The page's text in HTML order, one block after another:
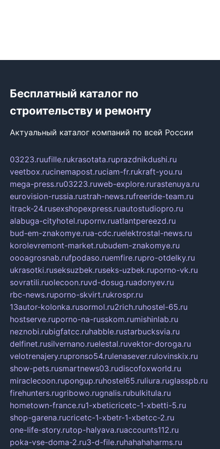
Бесплатный каталог по
строительству и ремонту
Актуальный каталог компаний по всей России
03223.ruufille.rukrasotata.ruprazdnikdushi.ru
veetbox.rucinemapost.ruciam-fr.rukraft-you.ru
mega-press.ru03223.ruweb-explore.rurastenuya.ru
eurovision-russia.rustrah-news.rufreeride-team.ru
itrack-24.rusexshopexpress.ruautostudiopro.ru
alabuga-cityhotel.rupornv.ruatlantpereezd.ru
bud-em-znakomye.rua-cdc.ruelektrostal-news.ru
korolevremont-market.rubudem-znakomye.ru
oooagrosnab.rufpodaso.ruemfire.rupro-otdelky.ru
ukrasotki.ruseksuzbek.ruseks-uzbek.ruporno-vk.ru
sovratili.ruolecoon.ruvd-dosug.ruadonyev.ru
rbc-news.ruporno-skvirt.rukrospr.ru
13autor-kolonka.rusormol.ru2rich.ruhostel-65.ru
hostserve.ruporno-na-russkom.rumishinlab.ru
neznobi.rubigfatcc.ruhabble.rustarbucksvia.ru
delfinet.rusilvernano.ruelestal.ruvektor-doroga.ru
velotrenajery.rupronso54.rulenasever.rulovinskix.ru
show-pets.rusmartnews03.rudiscofoxworld.ru
miraclecoon.rupongup.ruhostel65.ruliura.ruglasspb.ru
firehunters.rugribowo.rugnalis.rubulkitula.ru
hometown-france.ru1-xbeticricetc-1-xbetti-5.ru
shop-garena.rucricetc-1-xbetr-1-xbetcc-2.ru
one-life-story.rutop-halyava.ruaccounts112.ru
poka-vse-doma-2.ru3-d-file.ruhahahaharms.ru